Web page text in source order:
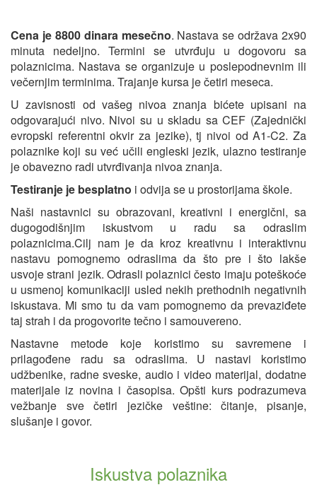
Cena je 8800 dinara mesečno. Nastava se održava 2x90
minuta nedeljno. Termini se utvrđuju u dogovoru sa
polaznicima. Nastava se organizuje u poslepodnevnim ili
večernjim terminima. Trajanje kursa je četiri meseca.
U zavisnosti od vašeg nivoa znanja bićete upisani na
odgovarajući nivo. Nivoi su u skladu sa CEF (Zajednički
evropski referentni okvir za jezike), tj nivoi od A1-C2. Za
polaznike koji su već učili engleski jezik, ulazno testiranje
je obavezno radi utvrđivanja nivoa znanja.
Testiranje je besplatno i odvija se u prostorijama škole.
Naši nastavnici su obrazovani, kreativni i energični, sa
dugogodišnjim iskustvom u radu sa odraslim
polaznicima.Cilj nam je da kroz kreativnu i interaktivnu
nastavu pomognemo odraslima da što pre i što lakše
usvoje strani jezik. Odrasli polaznici često imaju poteškoće
u usmenoj komunikaciji usled nekih prethodnih negativnih
iskustava. Mi smo tu da vam pomognemo da prevaziđete
taj strah i da progovorite tečno i samouvereno.
Nastavne metode koje koristimo su savremene i
prilagođene radu sa odraslima. U nastavi koristimo
udžbenike, radne sveske, audio i video materijal, dodatne
materijale iz novina i časopisa. Opšti kurs podrazumeva
vežbanje sve četiri jezičke veštine: čitanje, pisanje,
slušanje i govor.
Iskustva polaznika